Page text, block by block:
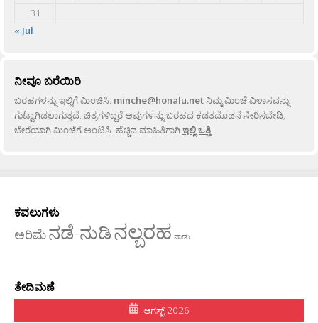
31
« Jul
ನೀವೂ ಬರೆಯಿರಿ
ಬರಹಗಳನ್ನು ಇಲ್ಲಿಗೆ ಮಿಂಚಿಸಿ: minche@honalu.netನಿಮ್ಮ ಮಿಂಚೆ ವಿಳಾಸವನ್ನು
ಗುಟ್ಟಾಗಿಡಲಾಗುತ್ತದೆ. ಚಿತ್ರಗಳಿದ್ದರೆ ಅವುಗಳನ್ನು ಬರಹದ ಕಡತದೊಡನೆ ಸೇರಿಸಬೇಡಿ,
ಬೇರೆಯಾಗಿ ಮಿಂಚೆಗೆ ಅಂಟಿಸಿ. ಹೆಚ್ಚಿನ ಮಾಹಿತಿಗಾಗಿಇಲ್ಲಿ ಒತ್ತಿ.
ಕವಲುಗಳು
ಅರಿಮೆನಡೆ-ನುಡಿನಲ್ಬರಹ ನಾಡು
ತೇದಿಮಣೆ
ಆಗಸ್ಟ್ 2026